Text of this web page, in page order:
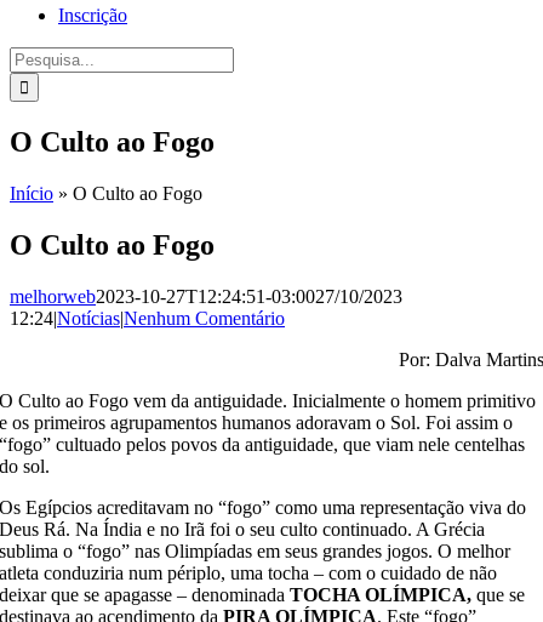
Inscrição
Procurar
por:
O Culto ao Fogo
Início » O Culto ao Fogo
O Culto ao Fogo
melhorweb2023-10-27T12:24:51-03:0027/10/2023
12:24|Notícias|Nenhum Comentário
Por: Dalva Martins
O Culto ao Fogo vem da antiguidade. Inicialmente o homem primitivo
e os primeiros agrupamentos humanos adoravam o Sol. Foi assim o
“fogo” cultuado pelos povos da antiguidade, que viam nele centelhas
do sol.
Os Egípcios acreditavam no “fogo” como uma representação viva do
Deus Rá. Na Índia e no Irã foi o seu culto continuado. A Grécia
sublima o “fogo” nas Olimpíadas em seus grandes jogos. O melhor
atleta conduziria num périplo, uma tocha – com o cuidado de não
deixar que se apagasse – denominadaTOCHA OLÍMPICA, que se
destinava ao acendimento daPIRA OLÍMPICA. Este “fogo”